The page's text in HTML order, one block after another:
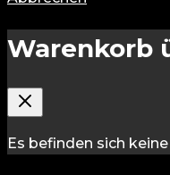
Warenkorb
Es befinden sich